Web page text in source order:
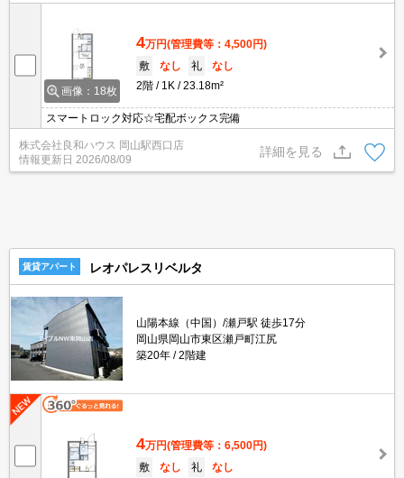
画像：18枚
4万円(管理費等：4,500円)
敷
なし 礼
なし
2階
1K 23.18m²
スマートロック対応☆宅配ボックス完備
株式会社良和ハウス 岡山駅西口店
情報更新日 2026/08/09
詳細を見る
賃貸アパート レオパレスリベルタ
山陽本線（中国）/瀬戸駅 徒歩17分
岡山県岡山市東区瀬戸町江尻
築20年
2階建
4万円(管理費等：6,500円)
敷
なし 礼
なし